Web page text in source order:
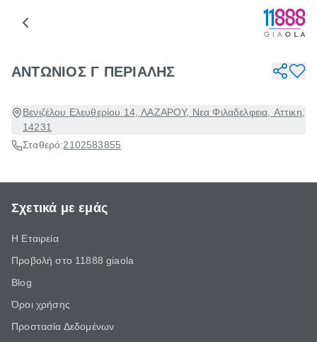
ΑΝΤΩΝΙΟΣ Γ ΠΕΡΙΑΛΗΣ
Βενιζέλου Ελευθερίου 14, ΛΑΖΑΡΟΥ, Νεα Φιλαδελφεια, Αττικη,
14231
Σταθερό:2102583855
Σχετικά με εμάς
Η Εταιρεία
Προβολή στο 11888 giaola
Blog
Όροι χρήσης
Προστασία Δεδομένων